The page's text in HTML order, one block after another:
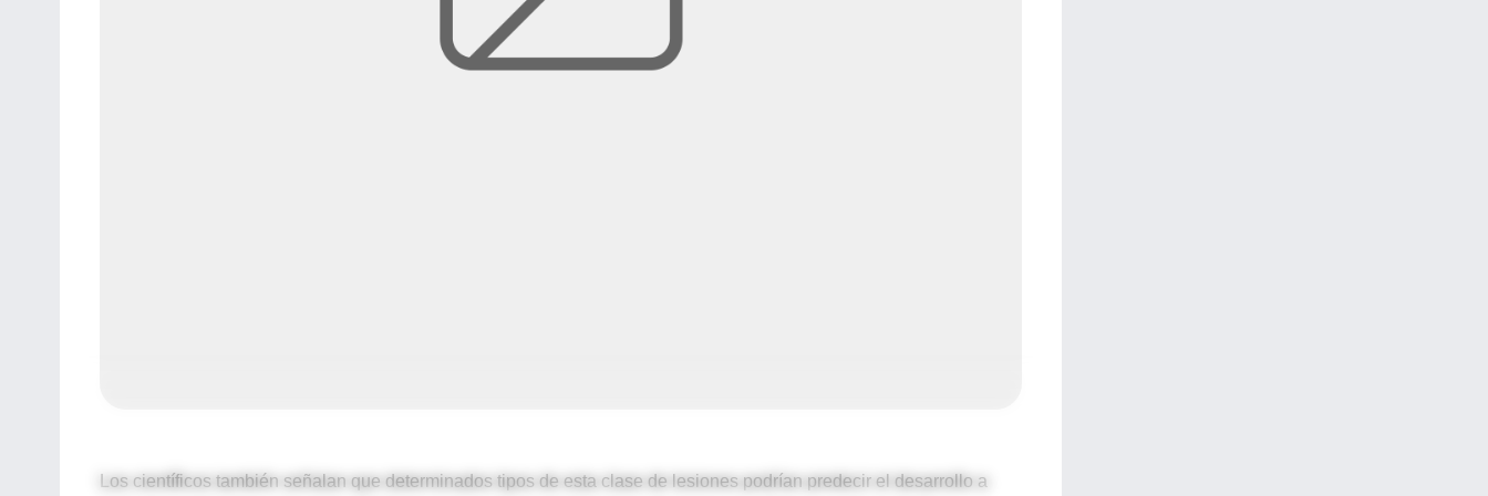
Los científicos también señalan que determinados tipos de esta clase de lesiones podrían predecir el desarrollo a